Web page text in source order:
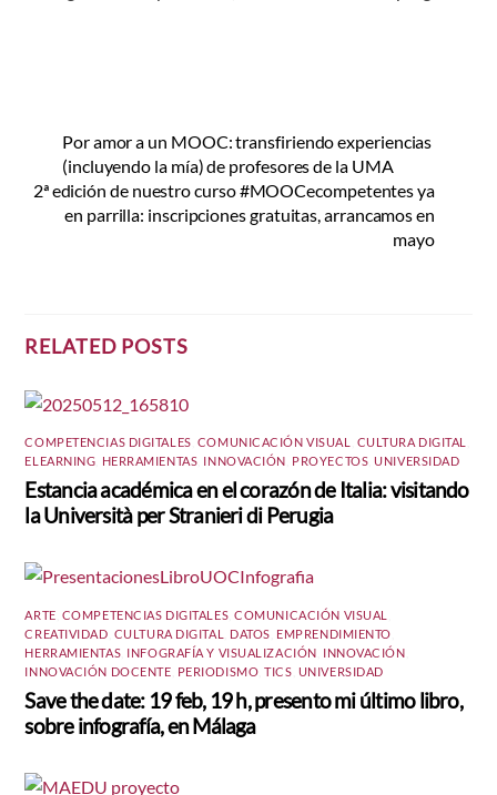
Por amor a un MOOC: transfiriendo experiencias
(incluyendo la mía) de profesores de la UMA
2ª edición de nuestro curso #MOOCecompetentes ya
en parrilla: inscripciones gratuitas, arrancamos en
mayo
RELATED POSTS
COMPETENCIAS DIGITALES COMUNICACIÓN VISUAL CULTURA DIGITAL
ELEARNING HERRAMIENTAS INNOVACIÓN PROYECTOS ,UNIVERSIDAD
Estancia académica en el corazón de Italia: visitando
la Università per Stranieri di Perugia
ARTE COMPETENCIAS DIGITALES ,COMUNICACIÓN VISUAL
CREATIVIDAD CULTURA DIGITAL DATOS EMPRENDIMIENTO
HERRAMIENTAS INFOGRAFÍA Y VISUALIZACIÓN INNOVACIÓN
INNOVACIÓN DOCENTE PERIODISMO ,TICS UNIVERSIDAD
Save the date: 19 feb, 19 h, presento mi último libro,
sobre infografía, en Málaga